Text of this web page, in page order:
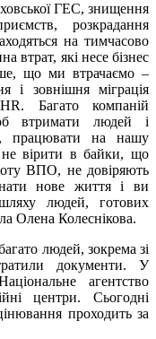
ГЕС, знищення
розкрадання
на тимчасово
втрат, які несе бізнес
що ми втрачаємо –
і зовнішня міграція
Багато компаній
втримати людей і
працювати на нашу
не вірити в байки, що
ВПО, не довіряють
нове життя і ви
людей, готових
Олена Колеснікова.
людей, зокрема зі
документи. У
агентство
центри. Сьогодні
проходить за